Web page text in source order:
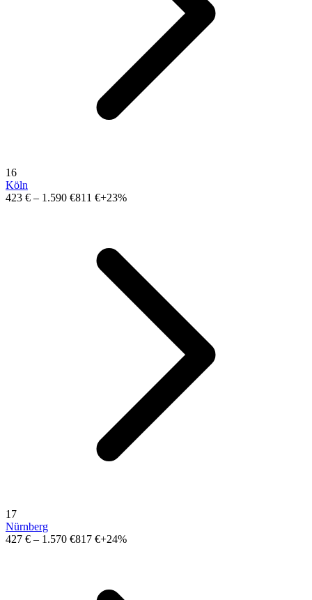
16
Köln
423 € – 1.590 €811 €+23%
17
Nürnberg
427 € – 1.570 €817 €+24%